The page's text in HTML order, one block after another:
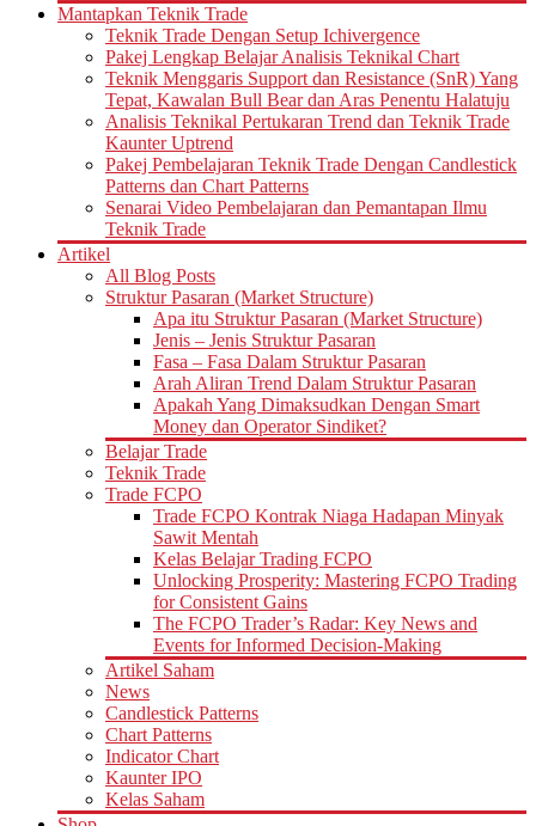
Mantapkan Teknik Trade
Teknik Trade Dengan Setup Ichivergence
Pakej Lengkap Belajar Analisis Teknikal Chart
Teknik Menggaris Support dan Resistance (SnR) Yang
Tepat, Kawalan Bull Bear dan Aras Penentu Halatuju
Analisis Teknikal Pertukaran Trend dan Teknik Trade
Kaunter Uptrend
Pakej Pembelajaran Teknik Trade Dengan Candlestick
Patterns dan Chart Patterns
Senarai Video Pembelajaran dan Pemantapan Ilmu
Teknik Trade
Artikel
All Blog Posts
Struktur Pasaran (Market Structure)
Apa itu Struktur Pasaran (Market Structure)
Jenis – Jenis Struktur Pasaran
Fasa – Fasa Dalam Struktur Pasaran
Arah Aliran Trend Dalam Struktur Pasaran
Apakah Yang Dimaksudkan Dengan Smart
Money dan Operator Sindiket?
Belajar Trade
Teknik Trade
Trade FCPO
Trade FCPO Kontrak Niaga Hadapan Minyak
Sawit Mentah
Kelas Belajar Trading FCPO
Unlocking Prosperity: Mastering FCPO Trading
for Consistent Gains
The FCPO Trader’s Radar: Key News and
Events for Informed Decision-Making
Artikel Saham
News
Candlestick Patterns
Chart Patterns
Indicator Chart
Kaunter IPO
Kelas Saham